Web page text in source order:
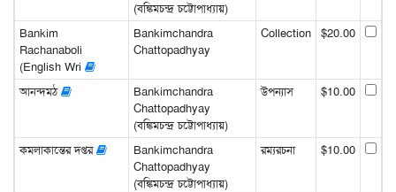
(বঙ্কিমচন্দ্র চট্টোপাধ্যায়)
Bankim
Rachanaboli
(English Wri
Bankimchandra
Chattopadhyay
Collection $20.00
আনন্দমঠ
Bankimchandra
Chattopadhyay
(বঙ্কিমচন্দ্র চট্টোপাধ্যায়)
উপন্যাস $10.00
কমলাকান্তের দপ্তর
Bankimchandra
Chattopadhyay
(বঙ্কিমচন্দ্র চট্টোপাধ্যায়)
রম্যরচনা $10.00